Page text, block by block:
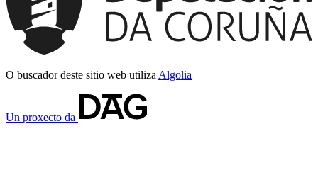
O buscador deste sitio web utiliza Algolia
Un proxecto da